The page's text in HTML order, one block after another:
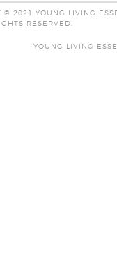
© 2021 YOUNG LIVING
RESERVED.
YOUNG LIVING